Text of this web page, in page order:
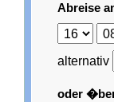
Abreise
alternativ
oder